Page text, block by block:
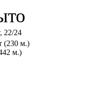
22/24
(230 м.)
м.)